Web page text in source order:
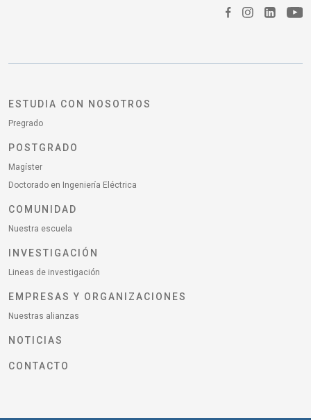
ESTUDIA CON NOSOTROS
Pregrado
POSTGRADO
Magíster
Doctorado en Ingeniería Eléctrica
COMUNIDAD
Nuestra escuela
INVESTIGACIÓN
Lineas de investigación
EMPRESAS Y ORGANIZACIONES
Nuestras alianzas
NOTICIAS
CONTACTO